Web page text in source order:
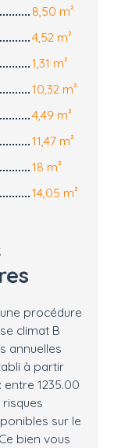
8,50 m²
4,52 m²
1,31 m²
10,32 m²
4,49 m²
11,47 m²
18 m²
14,05 m²
procédure
climat B
annuelles
à partir
1235.00
sur le
bien vous